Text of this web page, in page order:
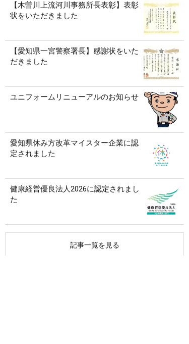
【木曽川上流河川事務所長表彰】表彰
状をいただきました
【愛知県一宮警察署長】感謝状をいた
だきました
ユニフォームリニューアルのお知らせ
愛知県休み方改革マイスター企業に認
定されました
健康経営優良法人2026に認定されまし
た
記事一覧を見る